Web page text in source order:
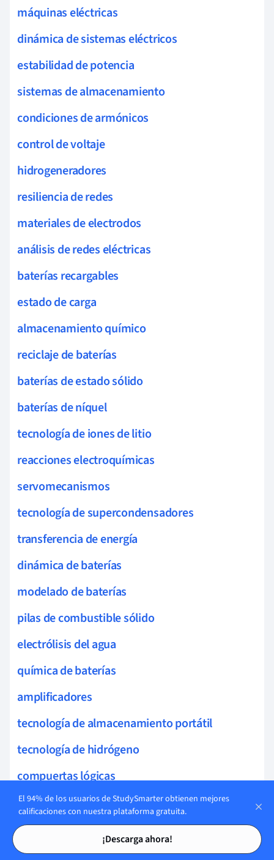
Tarjetas de estudio
Tarjetas de estudio
máquinas eléctricas
dinámica de sistemas eléctricos
estabilidad de potencia
sistemas de almacenamiento
condiciones de armónicos
control de voltaje
hidrogeneradores
resiliencia de redes
materiales de electrodos
análisis de redes eléctricas
baterías recargables
estado de carga
almacenamiento químico
reciclaje de baterías
baterías de estado sólido
baterías de níquel
tecnología de iones de litio
reacciones electroquímicas
servomecanismos
tecnología de supercondensadores
transferencia de energía
dinámica de baterías
modelado de baterías
pilas de combustible sólido
electrólisis del agua
química de baterías
amplificadores
tecnología de almacenamiento portátil
tecnología de hidrógeno
compuertas lógicas
Circuitos y Electrónica
frecuencia de corte
circuitos integrados
El 94% de los usuarios de StudySmarter obtienen mejores
calificaciones con nuestra plataforma gratuita.
¡Descarga ahora!